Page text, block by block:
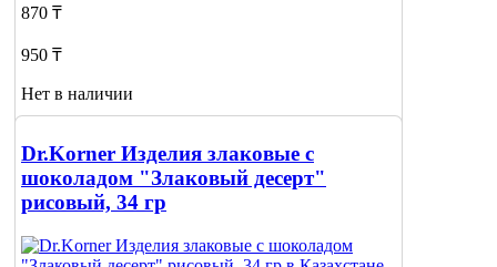
870 ₸
950 ₸
Нет в наличии
о наличии
Dr.Korner Изделия злаковые с
шоколадом "Злаковый десерт"
рисовый, 34 гр